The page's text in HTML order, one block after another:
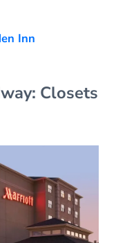
Inn
Closets